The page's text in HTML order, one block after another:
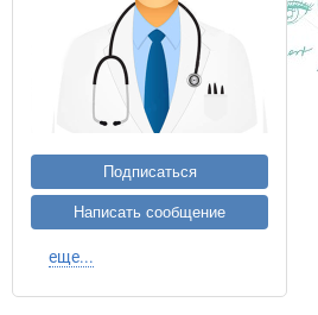
Подписаться
Написать сообщение
еще...